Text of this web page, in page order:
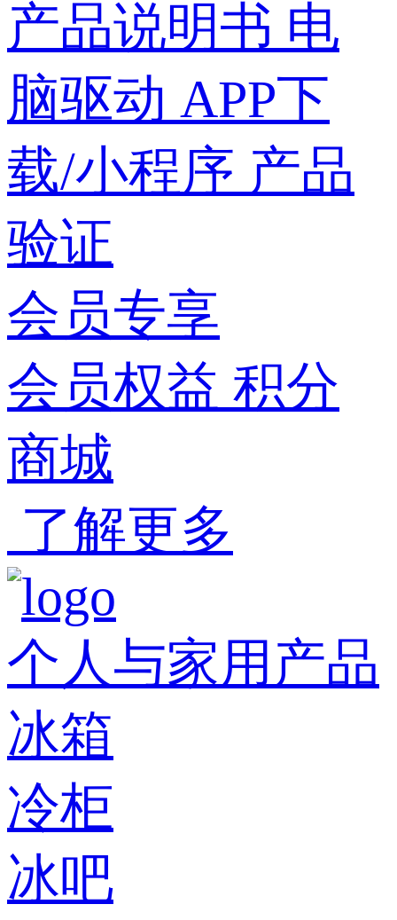
产品说明书 电
脑驱动 APP下
载/小程序 产品
验证
会员专享
会员权益 积分
商城
了解更多
个人与家用产品
冰箱
冷柜
冰吧